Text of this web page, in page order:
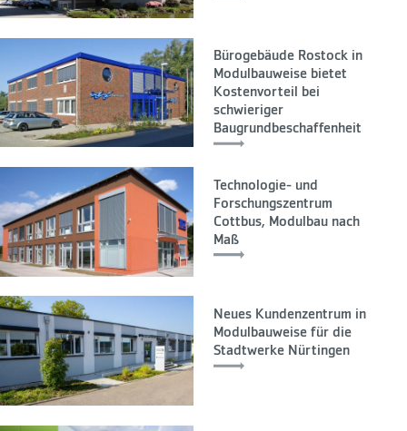
Bürogebäude Rostock in
Modulbauweise bietet
Kostenvorteil bei
schwieriger
Baugrundbeschaffenheit
Technologie- und
Forschungszentrum
Cottbus, Modulbau nach
Maß
Neues Kundenzentrum in
Modulbauweise für die
Stadtwerke Nürtingen